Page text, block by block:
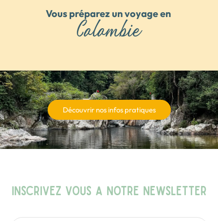
Vous préparez un voyage en
Colombie
Découvrir nos infos pratiques
INSCRIVEZ VOUS A NOTRE NEWSLETTER